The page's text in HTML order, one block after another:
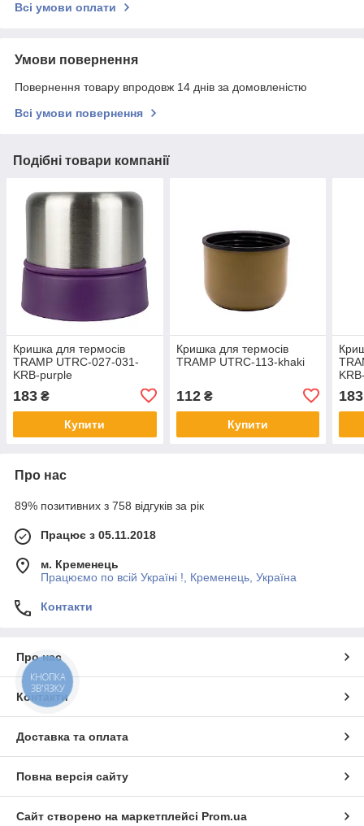
Всі умови оплати
Умови повернення
Повернення товару впродовж 14 днів за домовленістю
Всі умови повернення
Подібні товари компанії
Кришка для термосів
TRAMP UTRC-027-031-
KRB-purple
183 ₴
Купити
Кришка для термосів
TRAMP UTRC-113-khaki
112₴
Купити
183
Про нас
89% позитивних з 758 відгуків за рік
Працює з 05.11.2018
м. Кременець
Працюємо по всій Україні !, Кременець, Україна
Контакти
Про нас
Контакти
Доставка та оплата
Повна версія сайту
Сайт створено на маркетплейсі Prom.ua
КНОПКА
ЗВ'ЯЗКУ